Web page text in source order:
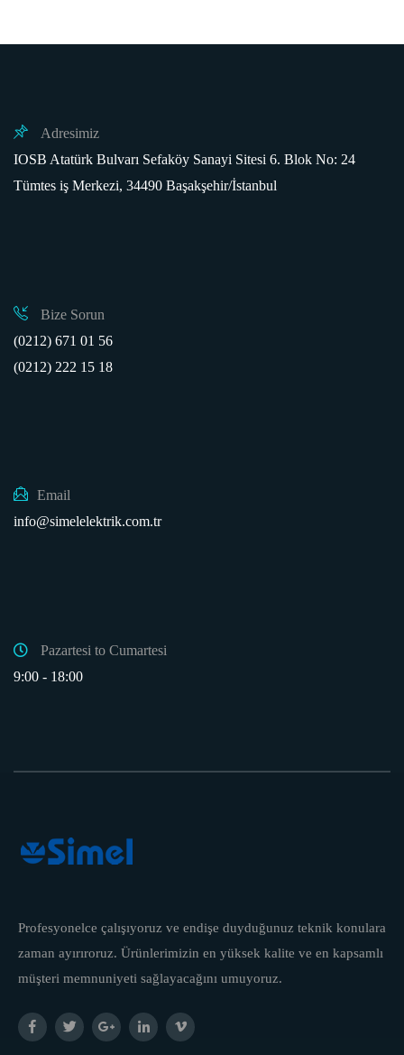
Adresimiz
IOSB Atatürk Bulvarı Sefaköy Sanayi Sitesi 6. Blok No: 24
Tümtes iş Merkezi, 34490 Başakşehir/İstanbul
Bize Sorun
(0212) 671 01 56
(0212) 222 15 18
Email
info@simelelektrik.com.tr
Pazartesi to Cumartesi
9:00 - 18:00
Profesyonelce çalışıyoruz ve endişe duyduğunuz teknik konulara
zaman ayırıroruz. Ürünlerimizin en yüksek kalite ve en kapsamlı
müşteri memnuniyeti sağlayacağını umuyoruz.